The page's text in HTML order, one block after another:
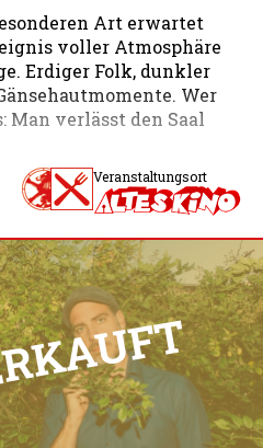
Art erwartet
voller Atmosphäre
Erdiger Folk, dunkler
Wer
Man verlässt den Saal
Veranstaltungsort